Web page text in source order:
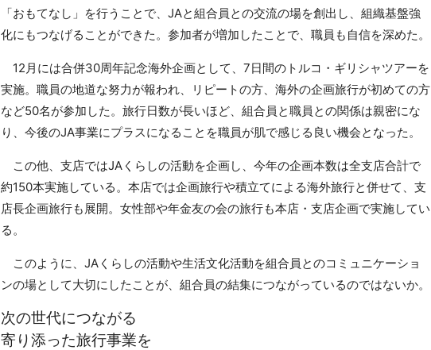
「おもてなし」を行うことで、JAと組合員との交流の場を創出し、組織基盤強
化にもつなげることができた。参加者が増加したことで、職員も自信を深めた。
12月には合併30周年記念海外企画として、7日間のトルコ・ギリシャツアーを
実施。職員の地道な努力が報われ、リピートの方、海外の企画旅行が初めての方
など50名が参加した。旅行日数が長いほど、組合員と職員との関係は親密にな
り、今後のJA事業にプラスになることを職員が肌で感じる良い機会となった。
この他、支店ではJAくらしの活動を企画し、今年の企画本数は全支店合計で
約150本実施している。本店では企画旅行や積立てによる海外旅行と併せて、支
店長企画旅行も展開。女性部や年金友の会の旅行も本店・支店企画で実施してい
る。
このように、JAくらしの活動や生活文化活動を組合員とのコミュニケーショ
ンの場として大切にしたことが、組合員の結集につながっているのではないか。
次の世代につながる
寄り添った旅行事業を